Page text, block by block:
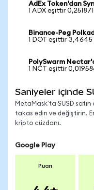
AdEx Token'dan
1 ADX eşittir
Binance-Peg
1 DOT eşittir 3,4645
PolySwarm
1 NCT eşittir
Saniyeler içinde
MetaMask'ta SUSD satın
takas edin ve değiştirin.
kripto cüzdanı.
Google Play
Puan